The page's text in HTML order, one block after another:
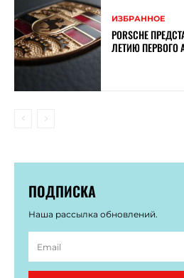
ИЗБРАННОЕ
PORSCHE
ЛЕТИЮ ПЕРВОГО
ПОДПИСКА
Наша рассылка обновлений.